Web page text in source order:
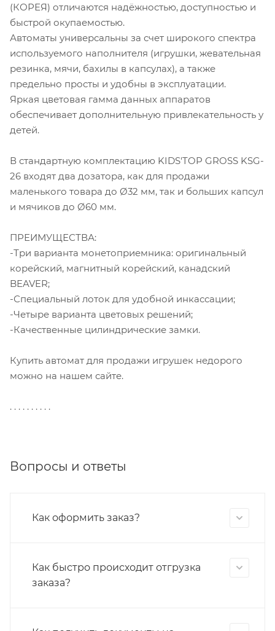
(КОРЕЯ) отличаются надёжностью, доступностью и
быстрой окупаемостью.
Автоматы универсальны за счет широкого спектра
используемого наполнителя (игрушки, жевательная
резинка, мячи, бахилы в капсулах), а также
предельно просты и удобны в эксплуатации.
Яркая цветовая гамма данных аппаратов
обеспечивает дополнительную привлекательность у
детей.
В стандартную комплектацию KIDS'TOP GROSS KSG-
26 входят два дозатора, как для продажи
маленького товара до Ø32 мм, так и больших капсул
и мячиков до Ø60 мм.
ПРЕИМУЩЕСТВА:
-Три варианта монетоприемника: оригинальный
корейский, магнитный корейский, канадский
BEAVER;
-Специальный лоток для удобной инкассации;
-Четыре варианта цветовых решений;
-Качественные цилиндрические замки.
Купить автомат для продажи игрушек недорого
можно на нашем сайте.
. . . . . . . . . .
Вопросы и ответы
Как оформить заказ?
Как быстро происходит отгрузка
заказа?